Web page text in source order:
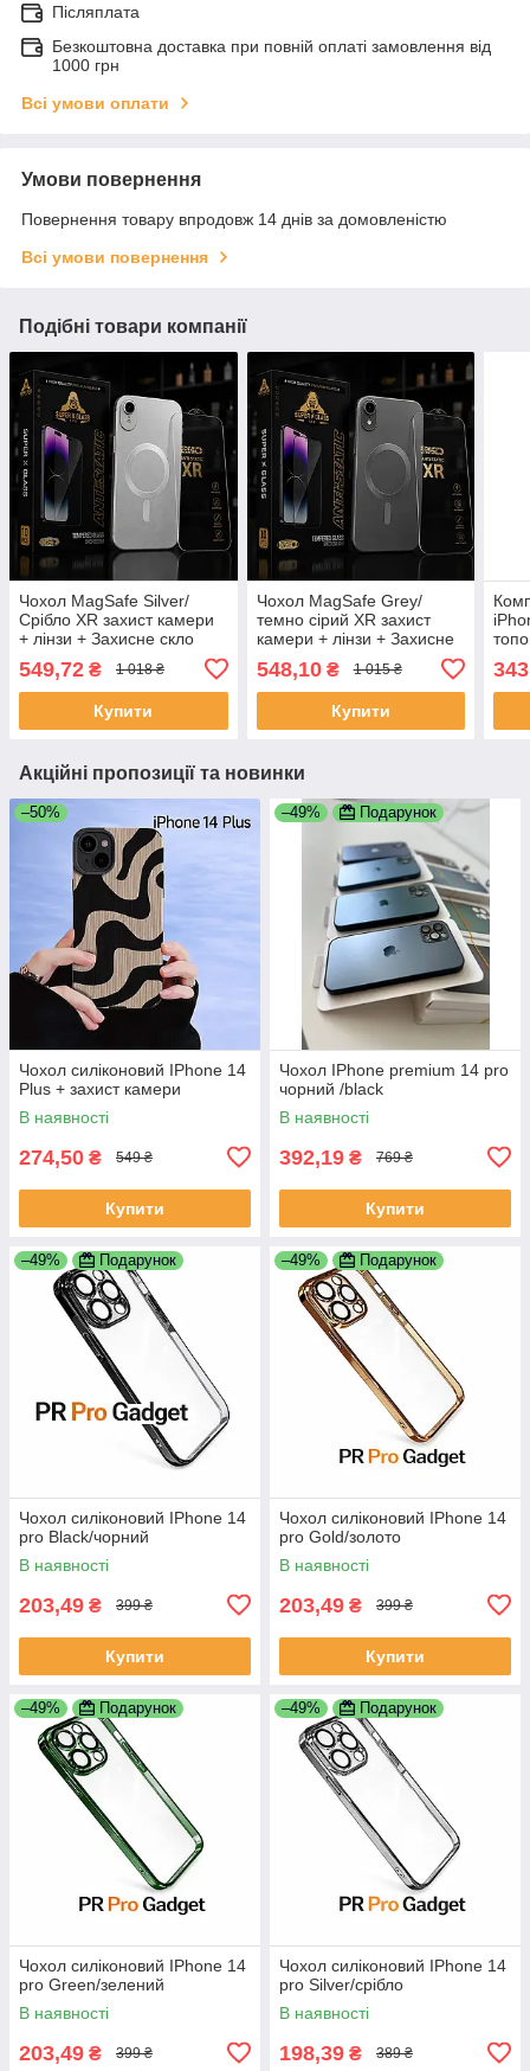
Післяплата
Безкоштовна доставка при повній оплаті замовлення від
1000 грн
Всі умови оплати
Умови повернення
Повернення товару впродовж 14 днів за домовленістю
Всі умови повернення
Подібні товари компанії
Чохол MagSafe Silver/
Срібло XR захист камери
+ лінзи + Захисне скло
iPhone XR | Комплект
захисту 2в1
549,72 ₴ 1 018 ₴
Купити
Чохол MagSafe Grey/
темно сірий XR захист
камери + лінзи + Захисне
скло Super Glass ESD для
iPhone XR | Комплект
захисту 2в1
548,10₴ 1 015 ₴
Купити
343
Акційні пропозиції та новинки
–50%
Чохол силіконовий IPhone 14
Plus + захист камери
В наявності
274,50 ₴ 549 ₴
Купити
–49% Подарунок
Чохол IPhone premium 14 pro
чорний /black
В наявності
392,19 ₴ 769 ₴
Купити
–49% Подарунок
Чохол силіконовий IPhone 14
pro Black/чорний
В наявності
203,49 ₴ 399 ₴
Купити
–49% Подарунок
Чохол силіконовий IPhone 14
pro Gold/золото
В наявності
203,49 ₴ 399 ₴
Купити
–49% Подарунок
Чохол силіконовий IPhone 14
pro Green/зелений
В наявності
203,49 ₴ 399 ₴
–49% Подарунок
Чохол силіконовий IPhone 14
pro Silver/срібло
В наявності
198,39 ₴ 389 ₴